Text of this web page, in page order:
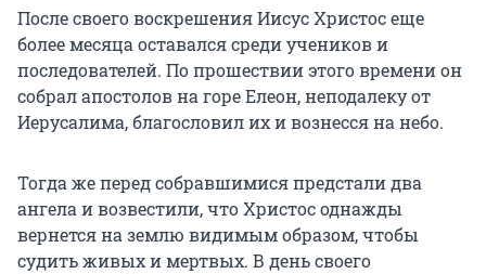
После своего воскрешения Иисус Христос еще
более месяца оставался среди учеников и
последователей. По прошествии этого времени он
собрал апостолов на горе Елеон, неподалеку от
Иерусалима, благословил их и вознесся на небо.
Тогда же перед собравшимися предстали два
ангела и возвестили, что Христос однажды
вернется на землю видимым образом, чтобы
судить живых и мертвых. В день своего